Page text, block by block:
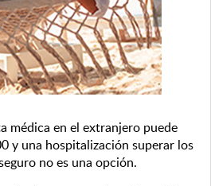
médica en el extranjero puede
y una hospitalización superar los
no es una opción.